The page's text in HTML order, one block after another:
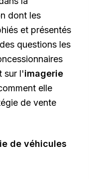
dont les
et présentés
questions les
sur l'imagerie
elle
de vente
de véhicules